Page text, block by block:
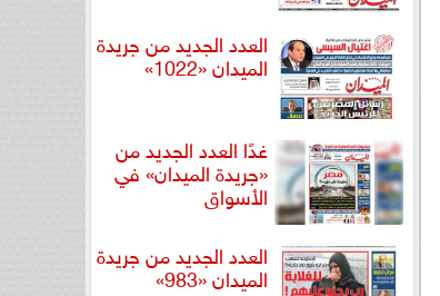
العدد الجديد من جريدة
الميدان «1022»
غدًا العدد الجديد من
«جريدة الميدان» في
الأسواق
العدد الجديد من جريدة
الميدان «983»